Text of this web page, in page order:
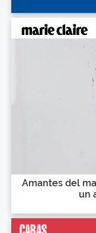
Amantes del
un